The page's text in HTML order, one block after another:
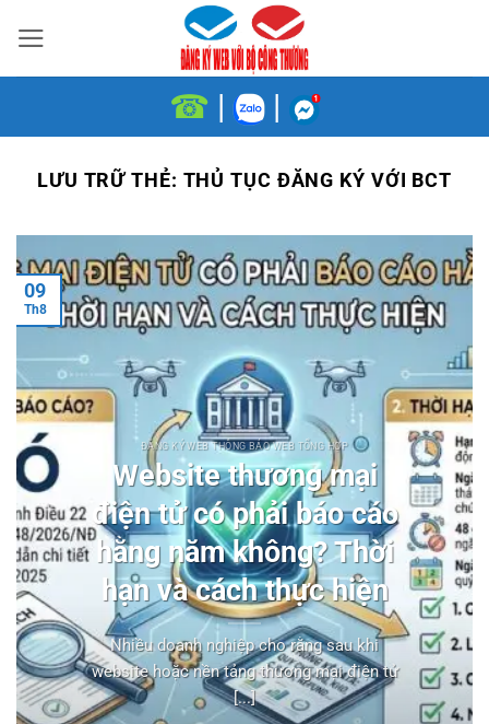
qua
nội
☎ | |
LƯU TRỮ THẺ: THỦ TỤC ĐĂNG KÝ VỚI BCT
ĐĂNG KÝ WEB THÔNG BÁO WEB TỔNG HỢP
Website thương mại
điện tử có phải báo cáo
hằng năm không? Thời
hạn và cách thực hiện
Nhiều doanh nghiệp cho rằng sau khi
website hoặc nền tảng thương mại điện tử
[...]
09
Th8